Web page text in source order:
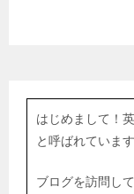
はじめまして！
と呼ばれています
ブログを訪問し